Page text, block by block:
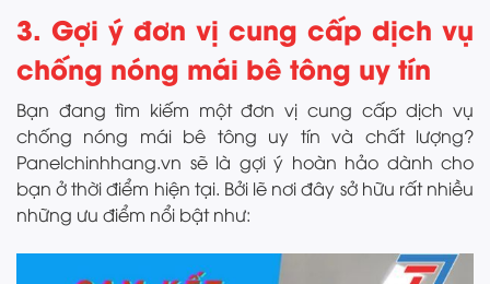
3. Gợi ý đơn vị cung cấp dịch vụ
chống nóng mái bê tông uy tín
Bạn đang tìm kiếm một đơn vị cung cấp dịch vụ
chống nóng mái bê tông uy tín và chất lượng?
Panelchinhhang.vn sẽ là gợi ý hoàn hảo dành cho
bạn ở thời điểm hiện tại. Bởi lẽ nơi đây sở hữu rất nhiều
những ưu điểm nổi bật như: